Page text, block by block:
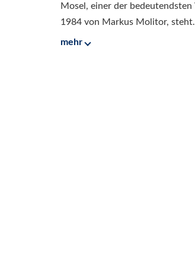
Mosel, einer der
1984 von Markus Molitor,
mehr